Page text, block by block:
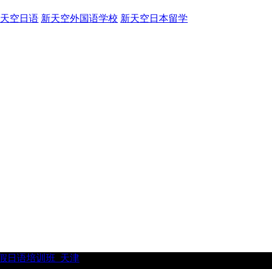
空日语 新天空外国语学校 新天空日本留学
日语培训班_天津